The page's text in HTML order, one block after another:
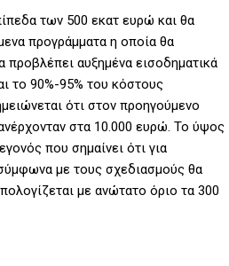
των 500 εκατ ευρώ και θα
προγράμματα η οποία θα
προβλέπει αυξημένα εισοδηματικά
το 90%-95% του κόστους
ότι στον προηγούμενο
στα 10.000 ευρώ. Το ύψος
που σημαίνει ότι για
με τους σχεδιασμούς θα
με ανώτατο όριο τα 300